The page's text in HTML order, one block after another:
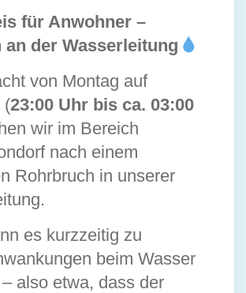
für Anwohner –
an der Wasserleitung
von Montag auf
(23:00 Uhr bis ca. 03:00
wir im Bereich
nach einem
Rohrbruch in unserer
es kurzzeitig zu
beim Wasser
also etwa, dass der